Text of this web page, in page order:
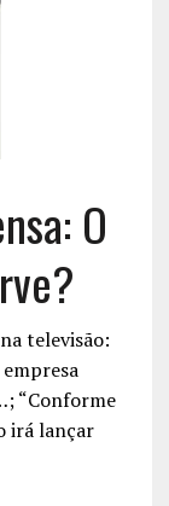
O
televisão:
“Conforme
irá lançar